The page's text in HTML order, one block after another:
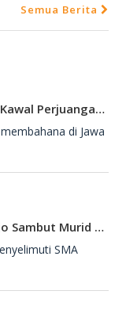
Semua Berita
Semangat Tak Surut, Smamda Holic Kawal Perjuangan Tim Basket Smamda Di DBL 2026
di Jawa
Benvenuta, Alessia! SMAMDA Sidoarjo Sambut Murid Pertukaran Pelajar Dari Italia
SMA